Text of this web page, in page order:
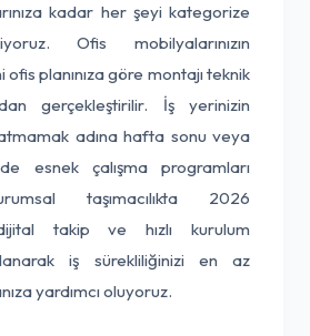
kadar her şeyi kategorize
Ofis mobilyalarınızın
planınıza göre montajı teknik
gerçekleştirilir. İş yerinizin
adına hafta sonu veya
esnek çalışma programları
taşımacılıkta 2026
takip ve hızlı kurulum
iş sürekliliğinizi en az
yardımcı oluyoruz.